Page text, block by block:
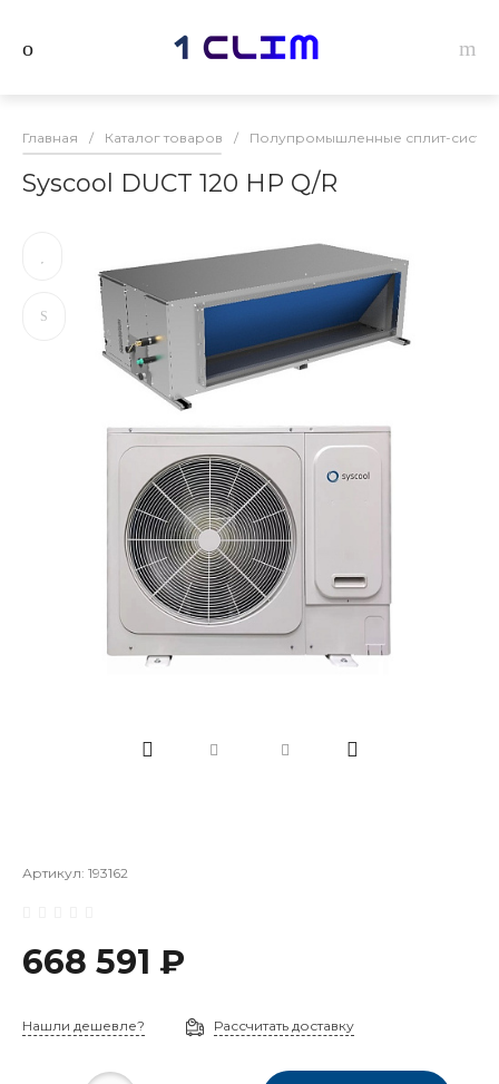
Главная / Каталог товаров / Полупромышленные сплит-
Syscool DUCT 120 HP Q/R
Артикул: 193162
668 591 ₽
Нашли дешевле? Рассчитать доставку